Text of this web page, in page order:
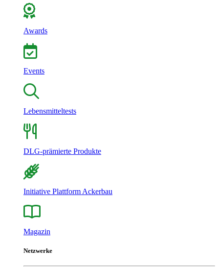
Awards
Events
Lebensmitteltests
DLG-prämierte Produkte
Initiative Plattform Ackerbau
Magazin
Netzwerke